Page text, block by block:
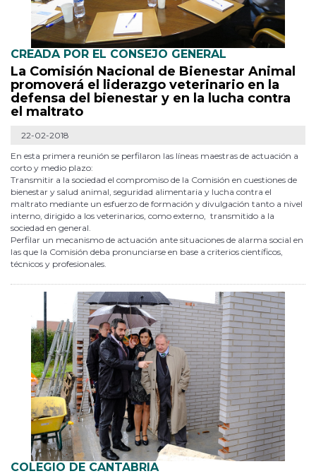
CREADA POR EL CONSEJO GENERAL
La Comisión Nacional de Bienestar Animal
promoverá el liderazgo veterinario en la
defensa del bienestar y en la lucha contra
el maltrato
22-02-2018
En esta primera reunión se perfilaron las líneas maestras de actuación a
corto y medio plazo:
Transmitir a la sociedad el compromiso de la Comisión en cuestiones de
bienestar y salud animal, seguridad alimentaria y lucha contra el
maltrato mediante un esfuerzo de formación y divulgación tanto a nivel
interno, dirigido a los veterinarios, como externo, transmitido a la
sociedad en general.
Perfilar un mecanismo de actuación ante situaciones de alarma social en
las que la Comisión deba pronunciarse en base a criterios científicos,
técnicos y profesionales.
COLEGIO DE CANTABRIA